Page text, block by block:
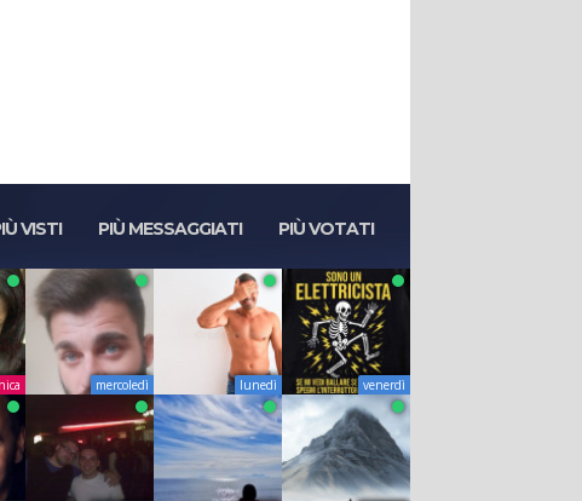
VISTI PIÙ MESSAGGIATI PIÙ VOTATI
mercoledì lunedì venerdì